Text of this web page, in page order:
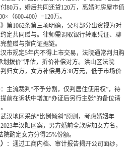
80万，婚后共同还贷120万，离婚时房屋市值
（600-400）=120万。
第1062条第三项明确，父母部分出资视为对
定共同赠与。律师需调取银行转账凭证、聊
整赠与指向证据链。
汉市规定5年内不得上市交易，法院通常判归购
划拨价”评估，折价补偿对方。洪山区法院
归女方，女方补偿男方38万元，低于市场价
：主流裁判“不予分割，仅判居住使用权”，待
前在诉状中增加“办证后另行主张”的备位请
武汉地区采纳“比例倾斜”原则，考虑婚姻年
年汉阳区案，男方婚前全款房加女方名，
酌定女方分得25%份额。
：通过工商内档、审计报告揭开公司面纱，